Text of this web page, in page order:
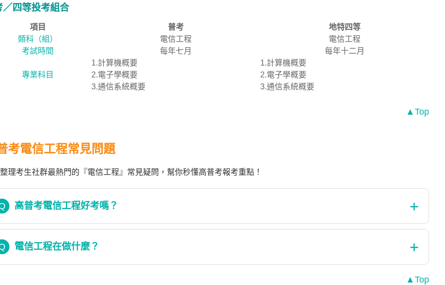
／四等投考組合
項目 普考
地特四等
類科（組）
電信工程
電信工程
考試時間
每年七月 每年十二月
專業科目
1.計算機概要
2.電子學概要
3.通信系統概要
1.計算機概要
2.電子學概要
3.通信系統概要
▲Top
考電信工程常見問題
理考生社群最熱門的『電信工程』常見疑問，幫你秒懂高普考報考重點！
高普考電信工程好考嗎？
電信工程在做什麼？
▲Top